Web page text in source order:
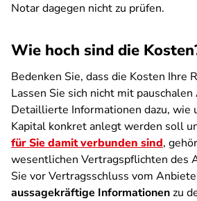
Notar dagegen nicht zu prüfen.
Wie hoch sind die
Bedenken Sie, dass die Kosten Ihre
Lassen Sie sich nicht mit
Detaillierte Informationen dazu, wie
Kapital konkret anlegt werden soll
für Sie damit verbunden sind,
wesentlichen Vertragspflichten des
Sie vor Vertragsschluss vom
aussagekräftige Informationenzu